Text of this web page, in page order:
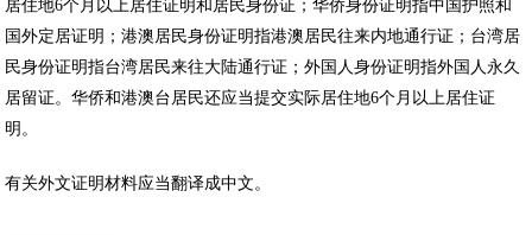
居住地6个月以上居住证明和居民身份证；华侨身份证明指中国护照和
国外定居证明；港澳居民身份证明指港澳居民往来内地通行证；台湾居
民身份证明指台湾居民来往大陆通行证；外国人身份证明指外国人永久
居留证。华侨和港澳台居民还应当提交实际居住地6个月以上居住证
明。
有关外文证明材料应当翻译成中文。